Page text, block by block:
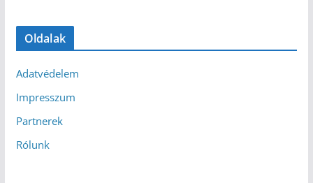
Oldalak
Adatvédelem
Impresszum
Partnerek
Rólunk